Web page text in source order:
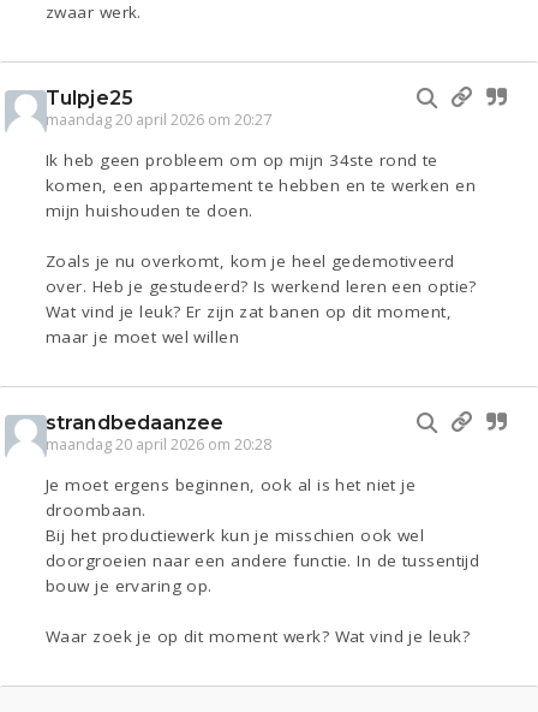
zwaar werk.
Tulpje25
maandag 20 april 2026 om 20:27
Ik heb geen probleem om op mijn 34ste rond te
komen, een appartement te hebben en te werken en
mijn huishouden te doen.
Zoals je nu overkomt, kom je heel gedemotiveerd
over. Heb je gestudeerd? Is werkend leren een optie?
Wat vind je leuk? Er zijn zat banen op dit moment,
maar je moet wel willen
strandbedaanzee
maandag 20 april 2026 om 20:28
Je moet ergens beginnen, ook al is het niet je
droombaan.
Bij het productiewerk kun je misschien ook wel
doorgroeien naar een andere functie. In de tussentijd
bouw je ervaring op.
Waar zoek je op dit moment werk? Wat vind je leuk?